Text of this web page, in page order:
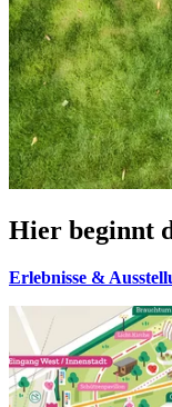
Hier beginnt
Erlebnisse &